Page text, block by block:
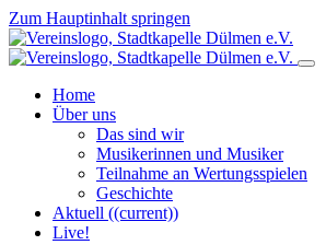
Zum Hauptinhalt springen
Home
Über uns
Das sind wir
Musikerinnen und Musiker
Teilnahme an Wertungsspielen
Geschichte
Aktuell ((current))
Live!